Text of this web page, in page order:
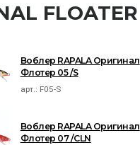
FLOATER
Воблер RAPALA Оригинал
Флотер 05 /S
арт.: F05-S
Воблер RAPALA Оригинал
Флотер 07 /CLN